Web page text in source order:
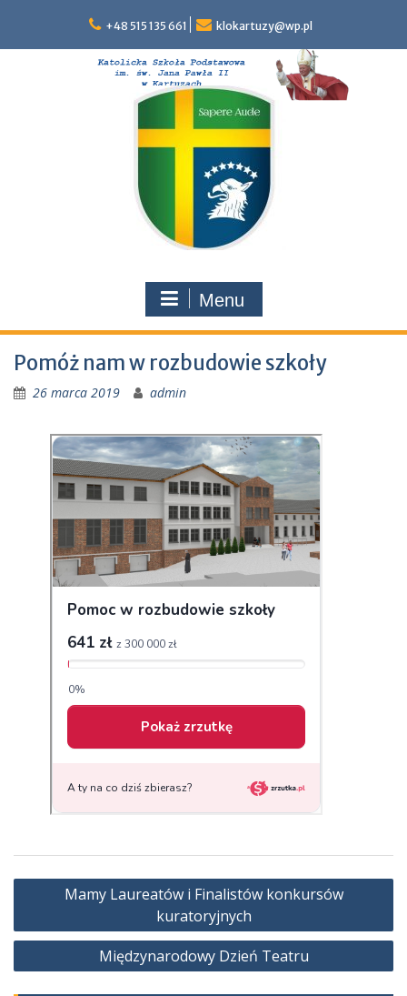
content
+48 515 135 661 klokartuzy@wp.pl
Menu
Pomóż nam w rozbudowie szkoły
26 marca 2019 admin
Nawigacja
Mamy Laureatów i Finalistów konkursów
kuratoryjnych
Międzynarodowy Dzień Teatru